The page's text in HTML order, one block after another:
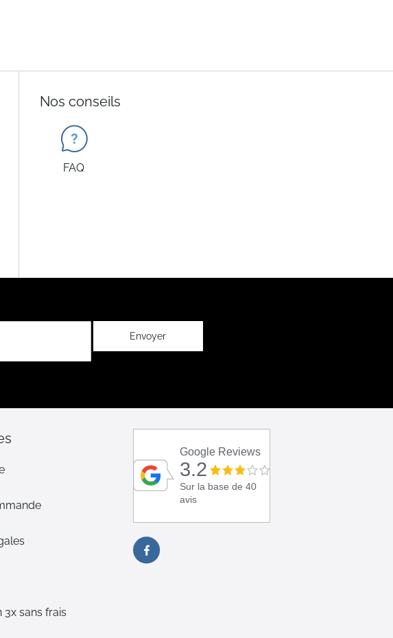
Nos conseils
FAQ
Envoyer
3x sans frais
Google Reviews
3.2
Sur la base de 40
avis